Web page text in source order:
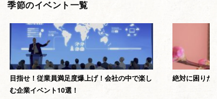
季節のイベント一覧
目指せ！従業員満足度爆上げ！会社の中で楽し
む企業イベント10選！
絶対に困りた